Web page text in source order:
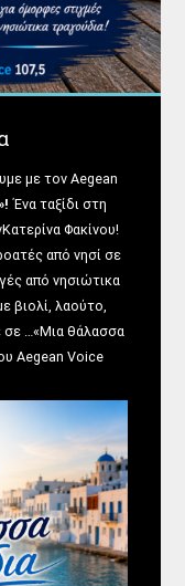
με τον Aegean
Ένα ταξίδι στη
Φακίνου!
από νησί σε
από νησιώτικα
βιολί, λαούτο,
σε …«Μια θάλασσα
Aegean Voice